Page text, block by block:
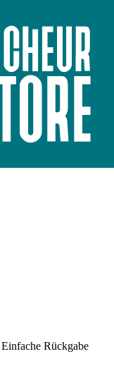
Einfache Rückgabe